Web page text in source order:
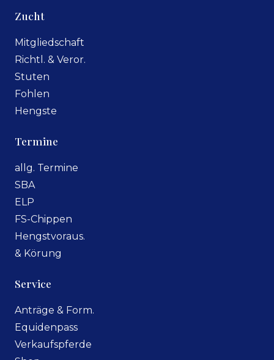
Zucht
Mitgliedschaft
Richtl. & Veror.
Stuten
Fohlen
Hengste
Termine
allg. Termine
SBA
ELP
FS-Chippen
Hengstvoraus.
& Körung
Service
Anträge & Form.
Equidenpass
Verkaufspferde